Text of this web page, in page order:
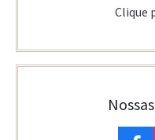
Clique